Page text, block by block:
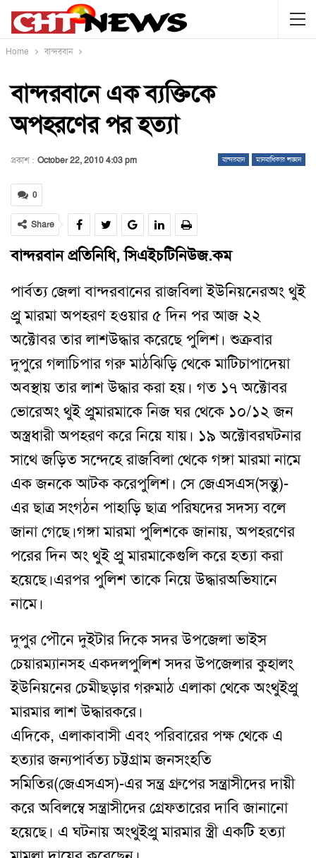
Home বান্দরবান
বান্দরবানে এক ব্যক্তিকে
অপহরণের পর হত্যা
বান্দরবান মানবাধিকার লঙ্ঘন
প্রকাশ : October 22, 2010 4:03 pm
0
Share
বান্দরবান প্রতিনিধি, সিএইচটিনিউজ.কম
পার্বত্য জেলা বান্দরবানের রাজবিলা ইউনিয়নেরঅং থুই
প্রু মারমা অপহরণ হওয়ার ৫ দিন পর আজ ২২
অক্টোবরতার লাশউদ্ধার করেছে পুলিশ। শুক্রবার
দুপুরে গলাচিপার গরু মাঠঝিড়ি থেকে মাটিচাপাদেয়া
অবস্থায় তার লাশ উদ্ধার করা হয়। গত ১৭ অক্টোবর
ভোরেঅং থুই প্রুমারমাকে নিজ ঘর থেকে ১০/১২ জন
অস্ত্রধারী অপহরণ করে নিয়ে যায়। ১৯ অক্টোবরঘটনার
সাথে জড়িত সন্দেহে রাজবিলা থেকে গঙ্গা মারমা নামে
এক জনকে আটক করেপুলিশ। সে জেএসএস(সন্তু)-
এর ছাত্র সংগঠন পাহাড়ি ছাত্র পরিষদের সদস্য বলে
জানা গেছে।গঙ্গা মারমা পুলিশকে জানায়,অপহরণের
পরের দিন অং থুই প্রু মারমাকেগুলি করে হত্যা করা
হয়েছে।এরপরপুলিশ তাকে নিয়ে উদ্ধারঅভিযানে
নামে।
দুপুর পৌনে দুইটার দিকে সদর উপজেলা ভাইস
চেয়ারম্যানসহ একদলপুলিশ সদর উপজেলার কুহালং
ইউনিয়নের চেমীছড়ার গরুমাঠ এলাকা থেকেঅংথুইপ্রু
মারমারলাশ উদ্ধারকরে।
এদিকে, এলাকাবাসী এবং পরিবারের পক্ষ থেকে এ
হত্যার জন্যপার্বত্য চট্টগ্রাম জনসংহতি
সমিতির(জেএসএস)-এর সন্ত্র গ্রুপের সন্ত্রাসীদের দায়ী
করে অবিলম্বে সন্ত্রাসীদের গ্রেফতারের দাবি জানানো
হয়েছে। এ ঘটনায় অংথুইপ্রু মারমার স্ত্রী একটি হত্যা